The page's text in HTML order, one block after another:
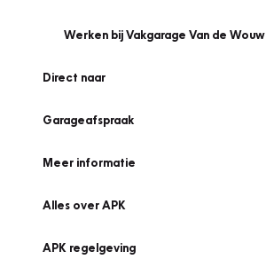
Werken bij Vakgarage Van de Wouw
Direct naar
Garageafspraak
Meer informatie
Alles over APK
APK regelgeving